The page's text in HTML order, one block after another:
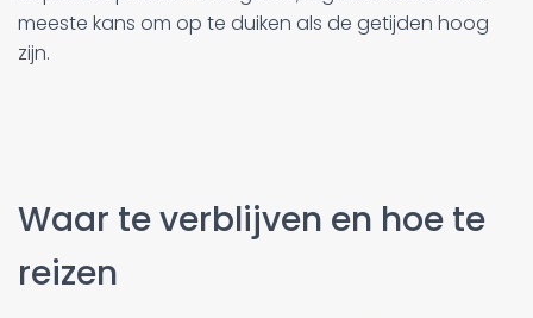
meeste kans om op te duiken als de getijden hoog
zijn.
Waar te verblijven en hoe te
reizen